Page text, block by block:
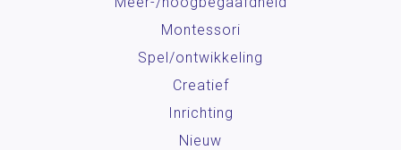
Montessori
Spel/ontwikkeling
Creatief
Inrichting
Nieuw